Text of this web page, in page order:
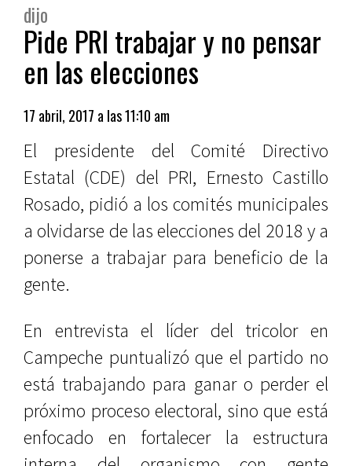
dijo
Pide PRI trabajar y no pensar
en las elecciones
17 abril, 2017 a las 11:10 am
El presidente del Comité Directivo
Estatal (CDE) del PRI, Ernesto Castillo
Rosado, pidió a los comités municipales
a olvidarse de las elecciones del 2018 y a
ponerse a trabajar para beneficio de la
gente.
En entrevista el líder del tricolor en
Campeche puntualizó que el partido no
está trabajando para ganar o perder el
próximo proceso electoral, sino que está
enfocado en fortalecer la estructura